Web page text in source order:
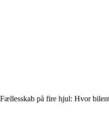
Fællesskab på fire hjul: Hvor